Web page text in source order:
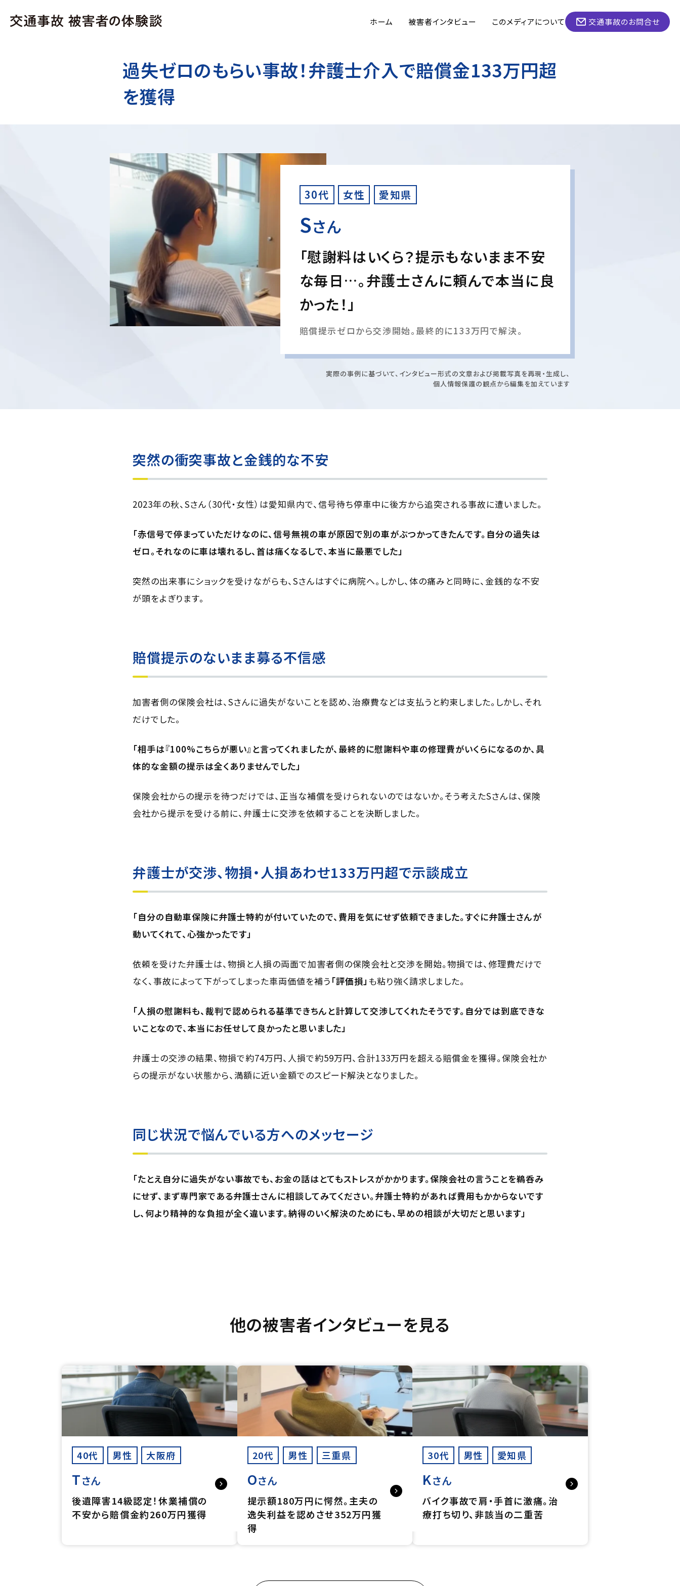
ホーム 被害者インタビュー このメディアについて 交通事故のお問合せ
過失ゼロのもらい事故！弁護士介入で賠償金133万円超
を獲得
30代 女性 愛知県
Sさん
「慰謝料はいくら？提示もないまま不安
な毎日…。弁護士さんに頼んで本当に良
かった！」
賠償提示ゼロから交渉開始。最終的に133万円で解決。
実際の事例に基づいて、インタビュー形式の文章および掲載写真を再現・生成し、
個人情報保護の観点から編集を加えています
突然の衝突事故と金銭的な不安
2023年の秋、Sさん（30代・女性）は愛知県内で、信号待ち停車中に後方から追突される事故に遭いました。
「赤信号で停まっていただけなのに、信号無視の車が原因で別の車がぶつかってきたんです。自分の過失は
ゼロ。それなのに車は壊れるし、首は痛くなるしで、本当に最悪でした」
突然の出来事にショックを受けながらも、Sさんはすぐに病院へ。しかし、体の痛みと同時に、金銭的な不安
が頭をよぎります。
賠償提示のないまま募る不信感
加害者側の保険会社は、Sさんに過失がないことを認め、治療費などは支払うと約束しました。しかし、それ
だけでした。
「相手は『100%こちらが悪い』と言ってくれましたが、最終的に慰謝料や車の修理費がいくらになるのか、具
体的な金額の提示は全くありませんでした」
保険会社からの提示を待つだけでは、正当な補償を受けられないのではないか。そう考えたSさんは、保険
会社から提示を受ける前に、弁護士に交渉を依頼することを決断しました。
弁護士が交渉、物損・人損あわせ133万円超で示談成立
「自分の自動車保険に弁護士特約が付いていたので、費用を気にせず依頼できました。すぐに弁護士さんが
動いてくれて、心強かったです」
依頼を受けた弁護士は、物損と人損の両面で加害者側の保険会社と交渉を開始。物損では、修理費だけで
なく、事故によって下がってしまった車両価値を補う 「評価損」 も粘り強く請求しました。
「人損の慰謝料も、裁判で認められる基準できちんと計算して交渉してくれたそうです。自分では到底できな
いことなので、本当にお任せして良かったと思いました」
弁護士の交渉の結果、物損で約74万円、人損で約59万円、合計133万円を超える賠償金を獲得。保険会社か
らの提示がない状態から、満額に近い金額でのスピード解決となりました。
同じ状況で悩んでいる方へのメッセージ
「たとえ自分に過失がない事故でも、お金の話はとてもストレスがかかります。保険会社の言うことを鵜呑み
にせず、まず専門家である弁護士さんに相談してみてください。弁護士特約があれば費用もかからないです
し、何より精神的な負担が全く違います。納得のいく解決のためにも、早めの相談が大切だと思います」
他の被害者インタビューを見る
40代 男性 大阪府
Tさん
後遺障害14級認定！休業補償の
不安から賠償金約260万円獲得
20代 男性 三重県
Oさん
提示額180万円に愕然。主夫の
逸失利益を認めさせ352万円獲
得
30代 男性 愛知県
Kさん
バイク事故で肩・手首に激痛。治
療打ち切り、非該当の二重苦